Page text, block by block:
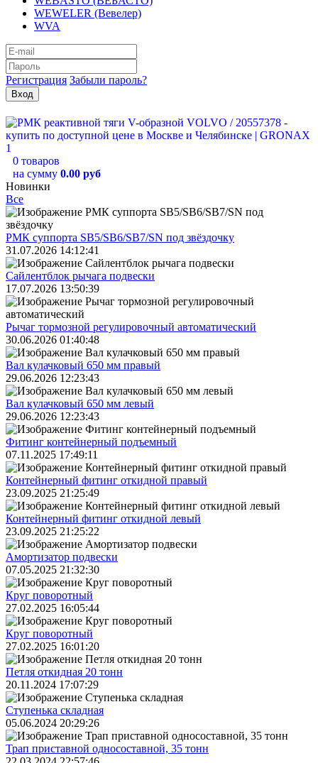
WEWELER (Вевелер)
WVA
Регистрация Забыли пароль?
0 товаров
на сумму 0.00 руб
Новинки
Все
РМК суппорта SB5/SB6/SB7/SN под звёздочку
31.07.2026 14:12:41
Сайлентблок рычага подвески
17.07.2026 13:50:39
Рычаг тормозной регулировочный автоматический
30.06.2026 01:40:48
Вал кулачковый 650 мм правый
29.06.2026 12:23:43
Вал кулачковый 650 мм левый
29.06.2026 12:23:43
Фитинг контейнерный подъемный
07.11.2025 17:49:11
Контейнерный фитинг откидной правый
23.09.2025 21:25:49
Контейнерный фитинг откидной левый
23.09.2025 21:25:22
Амортизатор подвески
07.05.2025 21:32:30
Круг поворотный
27.02.2025 16:05:44
Круг поворотный
27.02.2025 16:01:20
Петля откидная 20 тонн
20.11.2024 17:07:29
Ступенька складная
05.06.2024 20:29:26
Трап приставной односоставной, 35 тонн